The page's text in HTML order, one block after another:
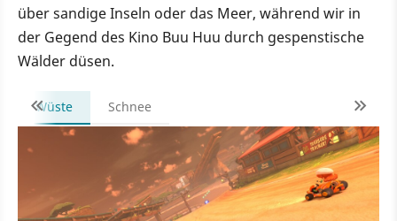
über sandige Inseln oder das Meer, während wir in
der Gegend des Kino Buu Huu durch gespenstische
Wälder düsen.
Wüste Schnee